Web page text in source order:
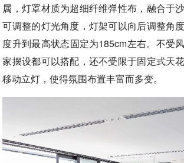
属，灯罩材质为超细纤维弹性布，融合于
可调整的灯光角度，灯架可以向后调整角
度升到最高状态固定为185cm左右。不受
家摆设都可以搭配，还不受限于固定式天
移动立灯，使得氛围布置丰富而多变。